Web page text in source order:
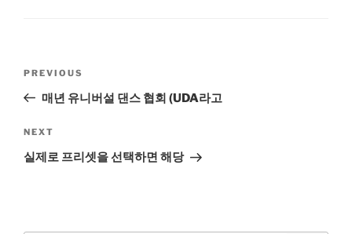
Previous
Post
PREVIOUS
매년 유니버설 댄스 협회 (UDA라고
Next
Post
NEXT
실제로 프리셋을 선택하면 해당